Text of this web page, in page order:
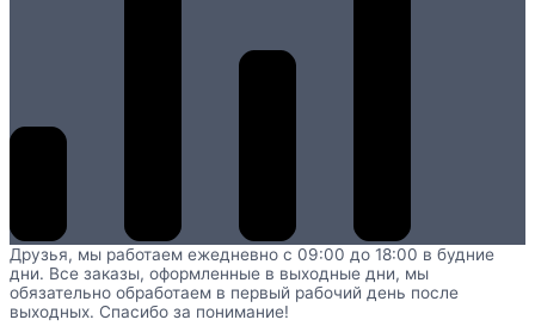
Друзья, мы работаем ежедневно с 09:00 до 18:00 в будние
дни. Все заказы, оформленные в выходные дни, мы
обязательно обработаем в первый рабочий день после
выходных. Спасибо за понимание!